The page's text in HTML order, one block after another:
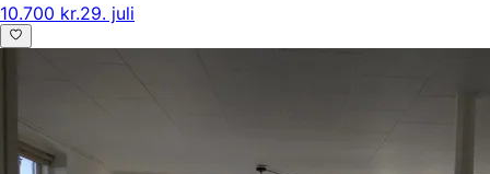
10.700 kr.29. juli